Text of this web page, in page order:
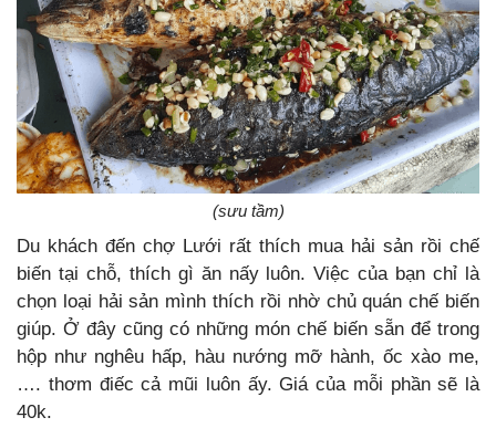
(sưu tầm)
Du khách đến chợ Lưới rất thích mua hải sản rồi chế
biến tại chỗ, thích gì ăn nấy luôn. Việc của bạn chỉ là
chọn loại hải sản mình thích rồi nhờ chủ quán chế biến
giúp. Ở đây cũng có những món chế biến sẵn để trong
hộp như nghêu hấp, hàu nướng mỡ hành, ốc xào me,
…. thơm điếc cả mũi luôn ấy. Giá của mỗi phần sẽ là
40k.